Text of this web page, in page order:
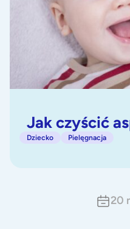
Jak czyścić
Dziecko Pielęgnacja
20